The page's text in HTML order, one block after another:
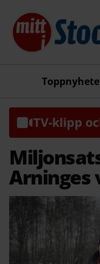
TV-klipp
Arninges